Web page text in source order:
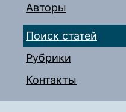
Авторы
Поиск статей
Рубрики
Контакты